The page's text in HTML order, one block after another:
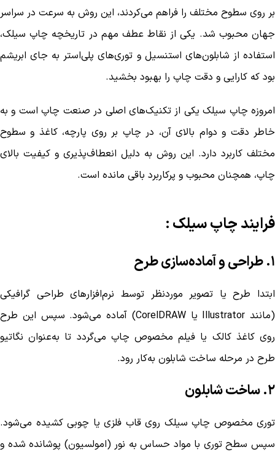
بر روی سطوح مختلف را فراهم می‌کردند، این روش به سرعت در سراسر
جهان محبوب شد. یکی از نقاط عطف مهم در تاریخچه چاپ سیلک،
استفاده از شابلون‌های استنسیل و توری‌های پلی‌استر به جای ابریشم
بود که کارایی و دقت چاپ را بهبود بخشید.
امروزه چاپ سیلک یکی از تکنیک‌های اصلی در صنعت چاپ است و به
خاطر دقت و دوام بالای آن، در چاپ بر روی پارچه، کاغذ و سطوح
مختلف کاربرد دارد. این روش به دلیل انعطاف‌پذیری و کیفیت بالای
چاپ، همچنان محبوب و پرکاربرد باقی مانده است.
فرایند چاپ سیلک :
۱. طراحی و آماده‌سازی طرح
ابتدا طرح یا تصویر موردنظر توسط نرم‌افزارهای طراحی گرافیکی
(مانند Illustrator یا CorelDRAW) آماده می‌شود. سپس این طرح
روی کاغذ کالک یا فیلم مخصوص چاپ می‌گردد تا به‌عنوان نگاتیو
طرح در مرحله ساخت شابلون به‌کار رود.
۲. ساخت شابلون
توری مخصوص چاپ سیلک روی قاب فلزی یا چوبی کشیده می‌شود.
سپس سطح توری با مواد حساس به نور (امولسیون) پوشانده شده و